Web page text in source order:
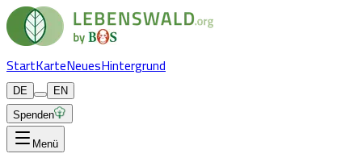
StartKarteNeuesHintergrund
DE
EN
Spenden
Menü